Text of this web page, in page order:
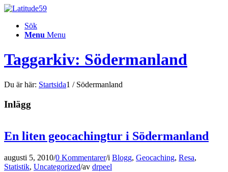
Sök
Menu Menu
Taggarkiv: Södermanland
Du är här: Startsida1 / Södermanland
Inlägg
En liten geocachingtur i Södermanland
augusti 5, 2010/0 Kommentarer/i Blogg, Geocaching, Resa,
Statistik, Uncategorized/av drpeel